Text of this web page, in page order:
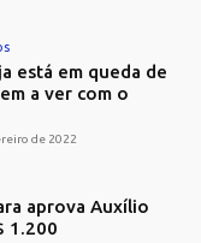
está em queda de
a ver com o
de 2022
aprova Auxílio
1.200